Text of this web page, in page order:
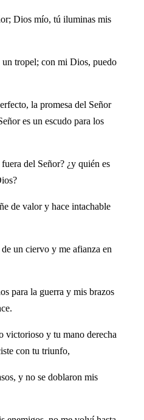
Dios mío, tú iluminas mis
tropel; con mi Dios, puedo
la promesa del Señor
es un escudo para los
del Señor? ¿y quién es
de valor y hace intachable
un ciervo y me afianza en
para la guerra y mis brazos
victorioso y tu mano derecha
con tu triunfo,
y no se doblaron mis